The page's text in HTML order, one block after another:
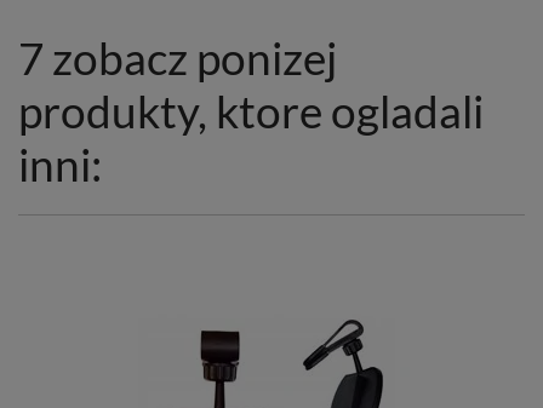
7 zobacz ponizej
produkty, ktore ogladali
inni: